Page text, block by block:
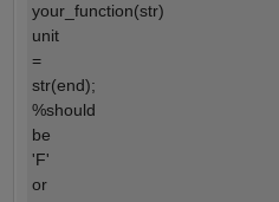
your_function(str)
unit
=
str(end);
%should
be
'F'
or